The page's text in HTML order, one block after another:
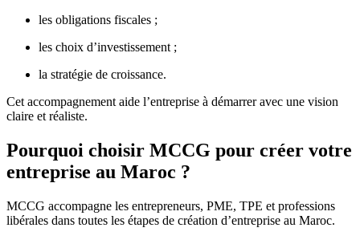
les obligations fiscales ;
les choix d’investissement ;
la stratégie de croissance.
Cet accompagnement aide l’entreprise à démarrer avec une vision
claire et réaliste.
Pourquoi choisir MCCG pour créer votre
entreprise au Maroc ?
MCCG accompagne les entrepreneurs, PME, TPE et professions
libérales dans toutes les étapes de création d’entreprise au Maroc.